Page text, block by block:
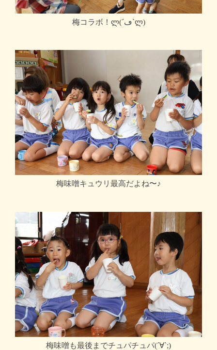
梅コラボ！ლ(´ڡ`ლ)
梅味噌キュウリ最高だよね〜♪
梅味噌も最後までチュパチュパ(´∀`;)